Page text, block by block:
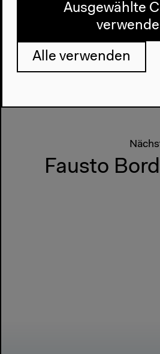
Vorherige Veranstaltung
Deus é
Fausto
Ausgewählte
Alle verwenden